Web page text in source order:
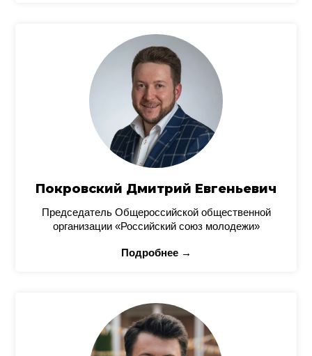
Покровский Дмитрий Евгеньевич
Председатель Общероссийской общественной
организации «Российский союз молодежи»
Подробнее →